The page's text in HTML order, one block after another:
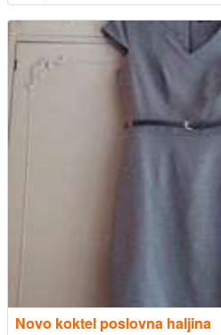
Novo koktel poslovna haljina